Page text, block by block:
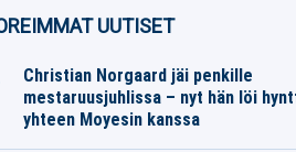
UUTISET
Christian Norgaard jäi penkille
mestaruusjuhlissa – nyt hän löi
yhteen Moyesin kanssa